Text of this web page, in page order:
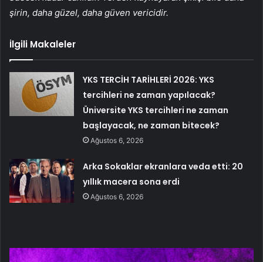
şirin, daha güzel, daha güven vericidir.
İlgili Makaleler
YKS TERCİH TARİHLERİ 2026: YKS
tercihleri ne zaman yapılacak?
Üniversite YKS tercihleri ne zaman
başlayacak, ne zaman bitecek?
Ağustos 6, 2026
Arka Sokaklar ekranlara veda etti: 20
yıllık macera sona erdi
Ağustos 6, 2026